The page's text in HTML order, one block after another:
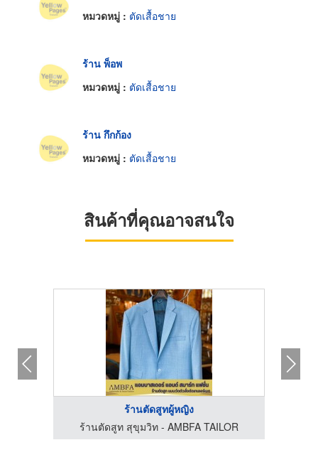
หมวดหมู่ : ตัดเสื้อชาย
ร้าน พ็อพ
หมวดหมู่ : ตัดเสื้อชาย
ร้าน กึกก้อง
หมวดหมู่ : ตัดเสื้อชาย
สินค้าที่คุณอาจสนใจ
ร้านตัดสูทผู้หญิง
ร้านตัดสูท สุขุมวิท - AMBFA TAILOR